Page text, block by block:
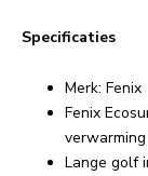
Specificaties
Merk: Fenix
Fenix
verwarming
Lange golf